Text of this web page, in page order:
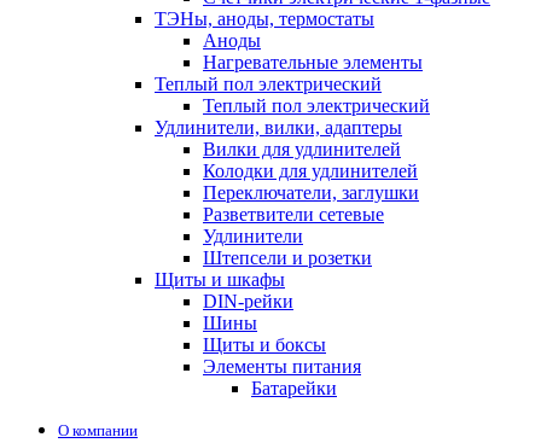
ТЭНы, аноды, термостаты
Аноды
Нагревательные элементы
Теплый пол электрический
Теплый пол электрический
Удлинители, вилки, адаптеры
Вилки для удлинителей
Колодки для удлинителей
Переключатели, заглушки
Разветвители сетевые
Удлинители
Штепсели и розетки
Щиты и шкафы
DIN-рейки
Шины
Щиты и боксы
Элементы питания
Батарейки
О компании